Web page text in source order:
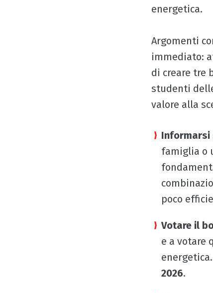
energetica.
Argomenti
immediato:
di creare tre
studenti
valore alla
Informarsi
famiglia o
poco
Votare il
e a votare
2026.